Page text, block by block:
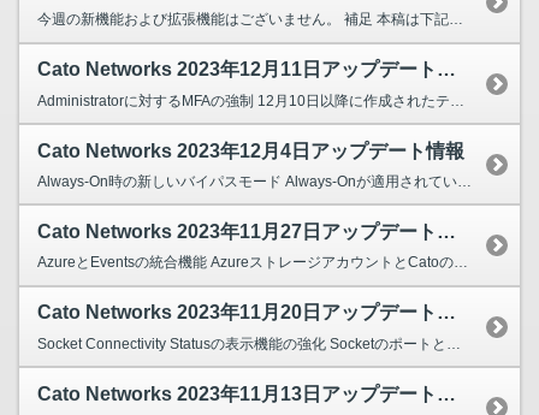
今週の新機能および拡張機能はございません。 補足 本稿は下記メーカーKBを参考に作成されています。 Product Update Dec 18th 2023
Cato Networks 2023年12月11日アップデート情報
Cato Networks 2023年12月4日アップデート情報
Always-On時の新しいバイパスモード Always-Onが適用されているユーザーはCato Client内で理由を記載し、 一時的にAlways-OnをバイパスしてCato Cli...
Cato Networks 2023年11月27日アップデート情報
AzureとEventsの統合機能 AzureストレージアカウントとCatoのEventsログを統合することで、 直接CatoのEventsログをAzureストレージアカウントへプッシュ...
Cato Networks 2023年11月20日アップデート情報
Socket Connectivity Statusの表示機能の強化 Socketのポートと接続ステータスを1つのステータスフィールドに統合しました。 Topology - Sock...
Cato Networks 2023年11月13日アップデート情報